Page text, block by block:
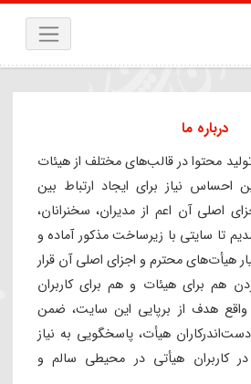
درباره ما
محتوا در قالب‌های مختلف از هیئات
نیاز برای ایجاد ارتباط بین
آن اعم از مدیران، سخنرانان،
سایتی با زیرساخت مذکور آماده و
محترم و اجزای اصلی آن قرار
برای هیئات و هم برای کاربران
هدف از برپایی این سایت، ضمن
هیأت، پاسخگویی به نیاز